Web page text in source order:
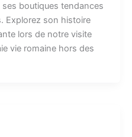
boutiques tendances
Explorez son histoire
lors de notre visite
vie romaine hors des